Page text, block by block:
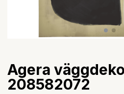
Agera
208582072